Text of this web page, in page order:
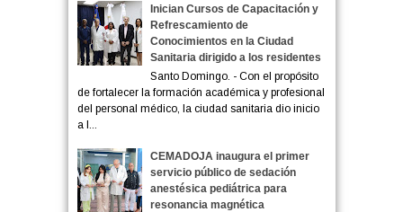
Inician Cursos de Capacitación y
Refrescamiento de
Conocimientos en la Ciudad
Sanitaria dirigido a los residentes
Santo Domingo. - Con el propósito
de fortalecer la formación académica y profesional
del personal médico, la ciudad sanitaria dio inicio
a l...
CEMADOJA inaugura el primer
servicio público de sedación
anestésica pediátrica para
resonancia magnética